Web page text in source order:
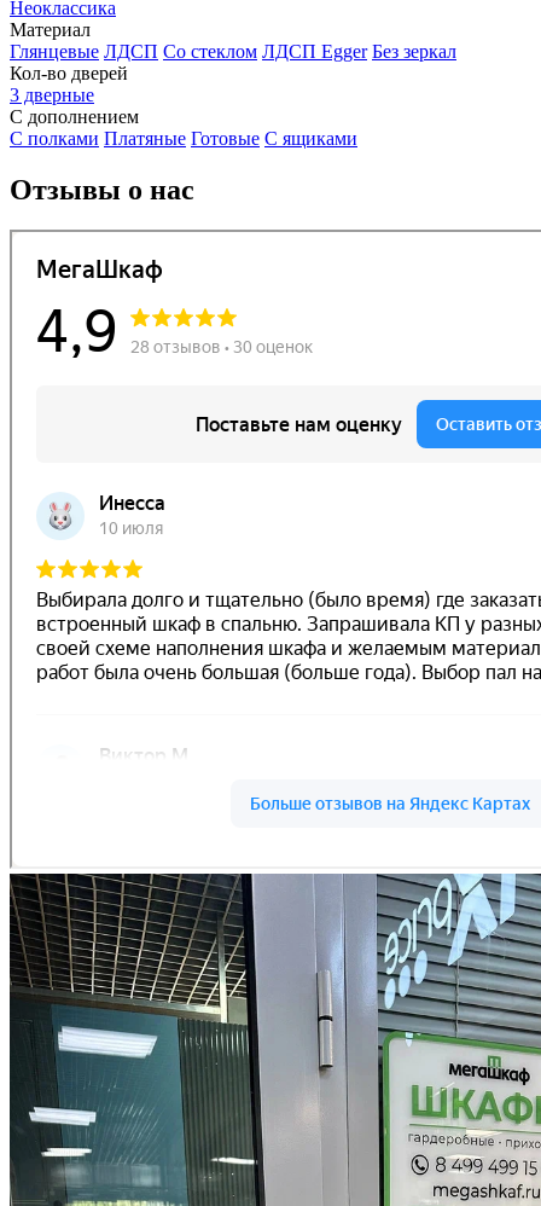
Неоклассика
Материал
Глянцевые ЛДСП Со стеклом ЛДСП Egger Без зеркал
Кол-во дверей
3 дверные
С дополнением
С полками Платяные Готовые С ящиками
Отзывы о нас